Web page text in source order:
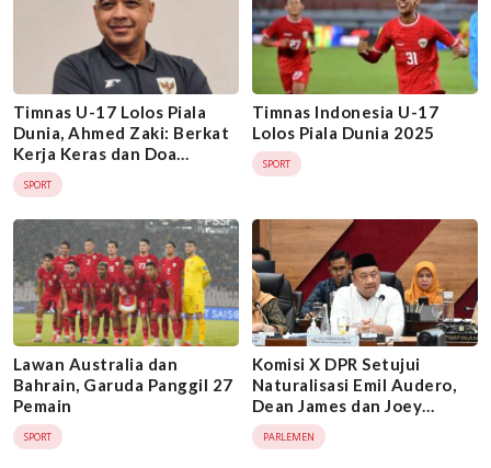
Timnas U-17 Lolos Piala
Dunia, Ahmed Zaki: Berkat
Kerja Keras dan Doa
Masyarakat Indonesia
SPORT
Timnas Indonesia U-17
Lolos Piala Dunia 2025
SPORT
Lawan Australia dan
Bahrain, Garuda Panggil 27
Pemain
SPORT
Komisi X DPR Setujui
Naturalisasi Emil Audero,
Dean James dan Joey
Pelupessy
PARLEMEN